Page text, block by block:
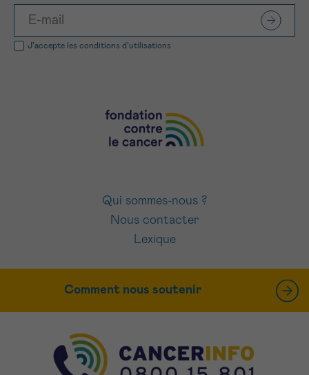
J’accepte les conditions d’utilisations
Qui sommes-nous ?
Nous contacter
Lexique
Comment nous soutenir